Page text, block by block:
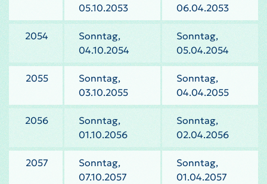
05.10.2053
06.04.2053
2054
Sonntag,
04.10.2054
Sonntag,
05.04.2054
2055
Sonntag,
03.10.2055
Sonntag,
04.04.2055
2056
Sonntag,
01.10.2056
Sonntag,
02.04.2056
2057
Sonntag,
07.10.2057
Sonntag,
01.04.2057